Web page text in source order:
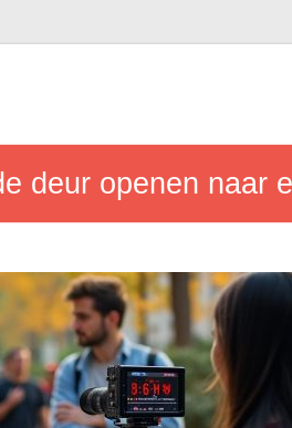
deur openen naar